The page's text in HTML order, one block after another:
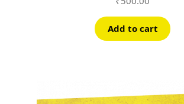
Add to cart